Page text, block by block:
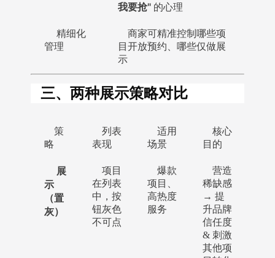
我要抢" 的心理
精细化
管理
商家可精准控制哪些项
目开放预约、哪些仅做展
示
三、两种展示策略对比
策
略
列表
表现
适用
场景
核心
目的
展
示
（置
灰）
项目
在列表
中，按
钮灰色
不可点
爆款
项目、
高热度
服务
营造
稀缺感
→ 提
升品牌
信任度
& 刺激
其他项